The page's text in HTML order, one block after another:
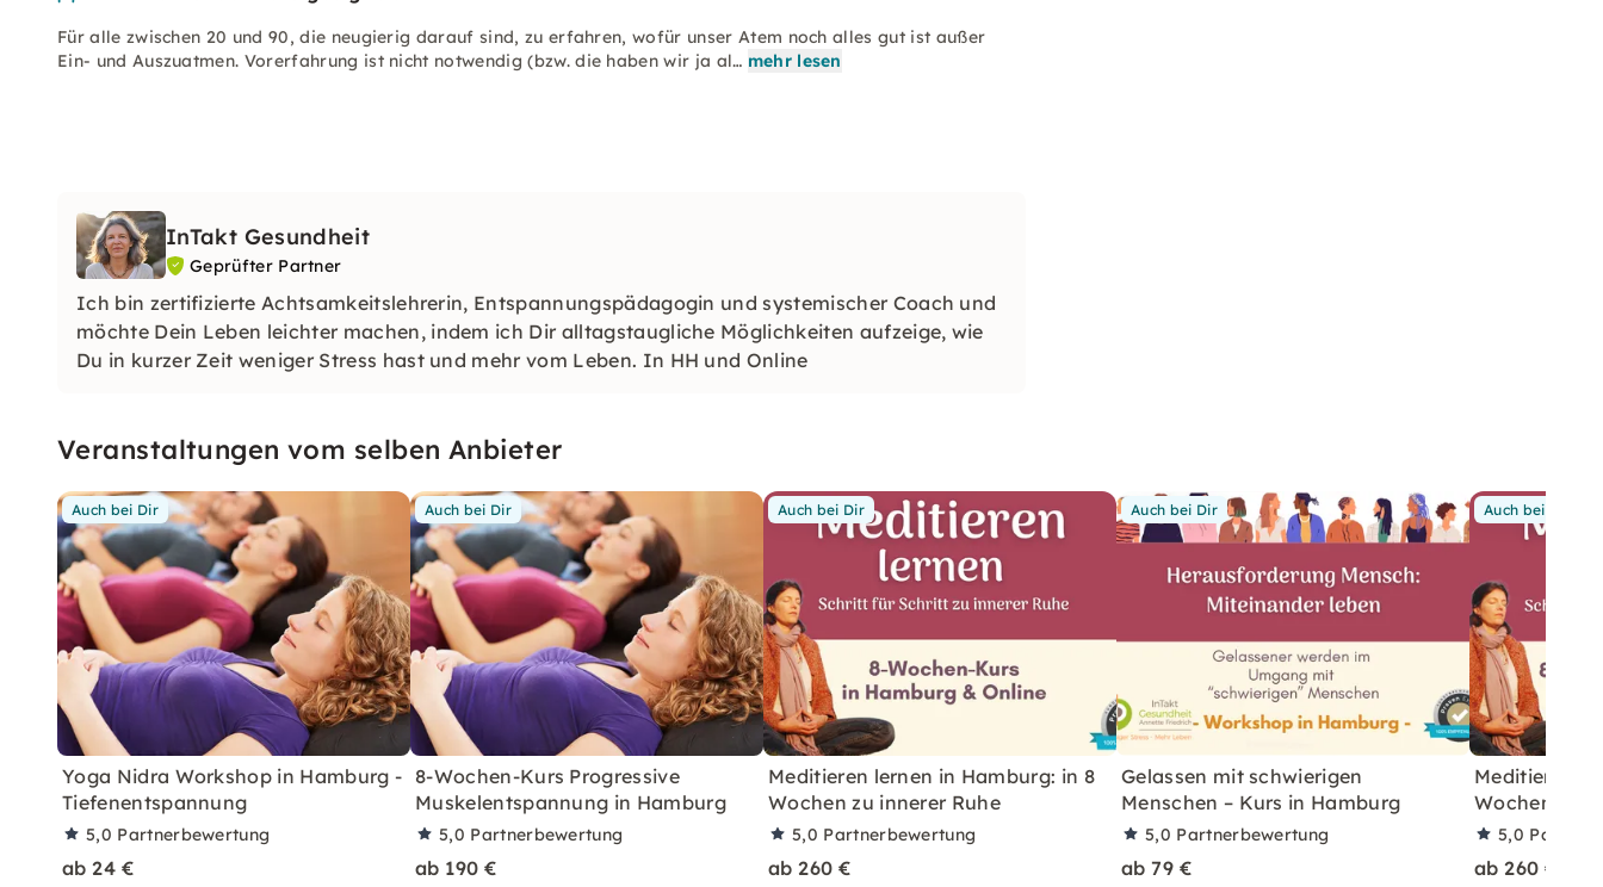
Für alle zwischen 20 und 90, die neugierig darauf sind, zu erfahren, wofür unser Atem noch alles gut ist außer
Ein- und Auszuatmen. Vorerfahrung ist nicht notwendig (bzw. die haben wir ja al… mehr lesen
InTakt Gesundheit
Geprüfter Partner
Ich bin zertifizierte Achtsamkeitslehrerin, Entspannungspädagogin und systemischer Coach und
möchte Dein Leben leichter machen, indem ich Dir alltagstaugliche Möglichkeiten aufzeige, wie
Du in kurzer Zeit weniger Stress hast und mehr vom Leben. In HH und Online
Veranstaltungen vom selben Anbieter
Auch bei Dir
Yoga Nidra Workshop in Hamburg -
Tiefenentspannung
5,0 Partnerbewertung
ab 24 €
Auch bei Dir
8-Wochen-Kurs Progressive
Muskelentspannung in Hamburg
5,0 Partnerbewertung
ab 190 €
Auch bei Dir
Meditieren lernen in Hamburg: in 8
Wochen zu innerer Ruhe
5,0 Partnerbewertung
ab 260 €
Auch bei Dir
Gelassen mit schwierigen
Menschen – Kurs in Hamburg
5,0 Partnerbewertung
ab 79 €
Auch bei Dir
Meditieren
Wochen zu
5,0
ab 260 €